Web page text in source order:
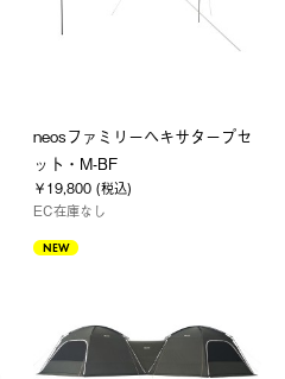
neosファミリーヘキサタープセ
ット・M-BF
￥19,800 (税込)
EC在庫なし
NEW